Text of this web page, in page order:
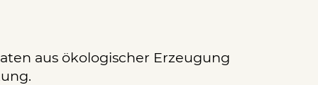
aus ökologischer Erzeugung